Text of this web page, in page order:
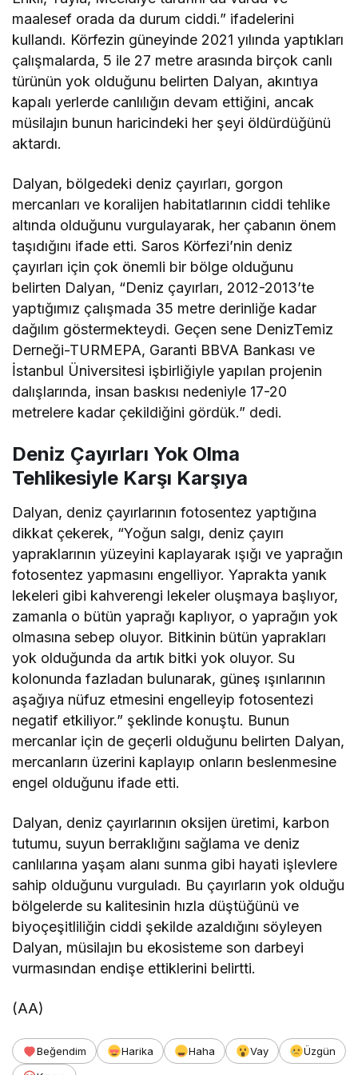
maalesef orada da durum ciddi.” ifadelerini
kullandı. Körfezin güneyinde 2021 yılında yaptıkları
çalışmalarda, 5 ile 27 metre arasında birçok canlı
türünün yok olduğunu belirten Dalyan, akıntıya
kapalı yerlerde canlılığın devam ettiğini, ancak
müsilajın bunun haricindeki her şeyi öldürdüğünü
aktardı.
Dalyan, bölgedeki deniz çayırları, gorgon
mercanları ve koralijen habitatlarının ciddi tehlike
altında olduğunu vurgulayarak, her çabanın önem
taşıdığını ifade etti. Saros Körfezi’nin deniz
çayırları için çok önemli bir bölge olduğunu
belirten Dalyan, “Deniz çayırları, 2012-2013’te
yaptığımız çalışmada 35 metre derinliğe kadar
dağılım göstermekteydi. Geçen sene DenizTemiz
Derneği-TURMEPA, Garanti BBVA Bankası ve
İstanbul Üniversitesi işbirliğiyle yapılan projenin
dalışlarında, insan baskısı nedeniyle 17-20
metrelere kadar çekildiğini gördük.” dedi.
Deniz Çayırları Yok Olma
Tehlikesiyle Karşı Karşıya
Dalyan, deniz çayırlarının fotosentez yaptığına
dikkat çekerek, “Yoğun salgı, deniz çayırı
yapraklarının yüzeyini kaplayarak ışığı ve yaprağın
fotosentez yapmasını engelliyor. Yaprakta yanık
lekeleri gibi kahverengi lekeler oluşmaya başlıyor,
zamanla o bütün yaprağı kaplıyor, o yaprağın yok
olmasına sebep oluyor. Bitkinin bütün yaprakları
yok olduğunda da artık bitki yok oluyor. Su
kolonunda fazladan bulunarak, güneş ışınlarının
aşağıya nüfuz etmesini engelleyip fotosentezi
negatif etkiliyor.” şeklinde konuştu. Bunun
mercanlar için de geçerli olduğunu belirten Dalyan,
mercanların üzerini kaplayıp onların beslenmesine
engel olduğunu ifade etti.
Dalyan, deniz çayırlarının oksijen üretimi, karbon
tutumu, suyun berraklığını sağlama ve deniz
canlılarına yaşam alanı sunma gibi hayati işlevlere
sahip olduğunu vurguladı. Bu çayırların yok olduğu
bölgelerde su kalitesinin hızla düştüğünü ve
biyoçeşitliliğin ciddi şekilde azaldığını söyleyen
Dalyan, müsilajın bu ekosisteme son darbeyi
vurmasından endişe ettiklerini belirtti.
(AA)
Beğendim Harika Haha Vay
Üzgün